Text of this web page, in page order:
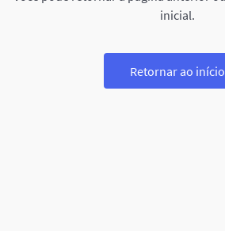
inicial.
Retornar ao início